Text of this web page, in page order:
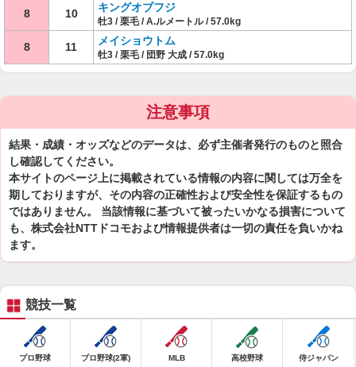
8 10 キングオブフジ
牡3 / 栗毛 / A.ルメートル / 57.0kg
8 11 メイショウトム
牡3 / 栗毛 / 団野 大成 / 57.0kg
注意事項
結果・成績・オッズなどのデータは、必ず主催者発行のものと照合
し確認してください。
本サイトのページ上に掲載されている情報の内容に関しては万全を
期しておりますが、その内容の正確性および安全性を保証するもの
ではありません。 当該情報に基づいて被ったいかなる損害について
も、株式会社NTTドコモおよび情報提供者は一切の責任を負いかね
ます。
競技一覧
プロ野球 プロ野球(2軍) MLB 高校野球 侍ジャパン